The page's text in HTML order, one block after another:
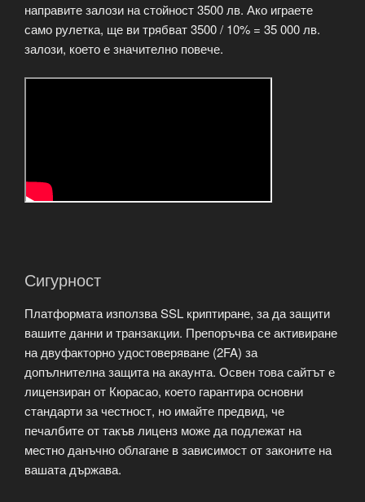
направите залози на стойност 3500 лв. Ако играете
само рулетка, ще ви трябват 3500 / 10% = 35 000 лв.
залози, което е значително повече.
Сигурност
Платформата използва SSL криптиране, за да защити
вашите данни и транзакции. Препоръчва се активиране
на двуфакторно удостоверяване (2FA) за
допълнителна защита на акаунта. Освен това сайтът е
лицензиран от Кюрасао, което гарантира основни
стандарти за честност, но имайте предвид, че
печалбите от такъв лиценз може да подлежат на
местно данъчно облагане в зависимост от законите на
вашата държава.